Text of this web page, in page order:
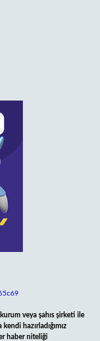
veya şahıs şirketi ile
hazırladığımız
haber niteliği